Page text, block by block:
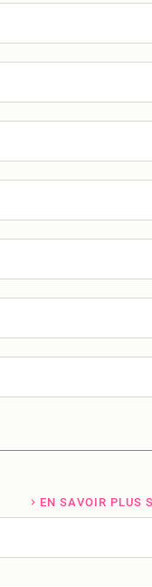
EN SAVOIR PLUS